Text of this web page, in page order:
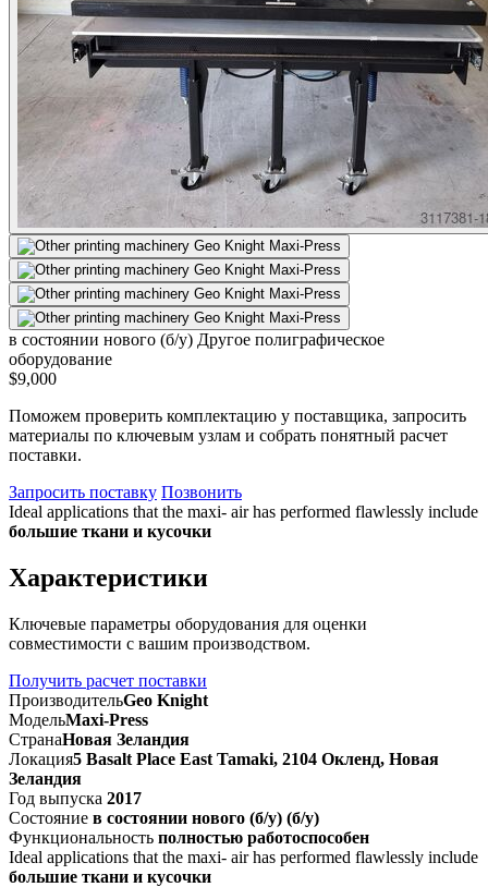
в состоянии нового (б/у) Другое полиграфическое
оборудование
$9,000
Поможем проверить комплектацию у поставщика, запросить
материалы по ключевым узлам и собрать понятный расчет
поставки.
Запросить поставку Позвонить
Ideal applications that the maxi- air has performed flawlessly include
большие ткани и кусочки
Характеристики
Ключевые параметры оборудования для оценки
совместимости с вашим производством.
Получить расчет поставки
ПроизводительGeo Knight
МодельMaxi-Press
СтранаНовая Зеландия
Локация5 Basalt Place East Tamaki, 2104 Окленд, Новая
Зеландия
Год выпуска 2017
Состояние в состоянии нового (б/у) (б/у)
Функциональность полностью работоспособен
Ideal applications that the maxi- air has performed flawlessly include
большие ткани и кусочки